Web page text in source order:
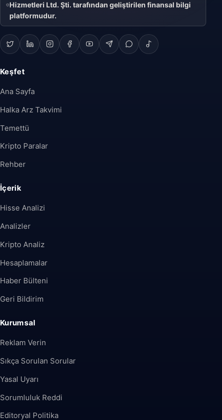
Hizmetleri Ltd. Şti. tarafından geliştirilen finansal bilgi
platformudur.
Keşfet
Ana Sayfa
Halka Arz Takvimi
Temettü
Kripto Paralar
Rehber
İçerik
Hisse Analizi
Analizler
Kripto Analiz
Hesaplamalar
Haber Bülteni
Geri Bildirim
Kurumsal
Reklam Verin
Sıkça Sorulan Sorular
Yasal Uyarı
Sorumluluk Reddi
Editoryal Politika